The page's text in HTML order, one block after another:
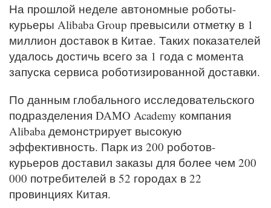
На прошлой неделе автономные роботы-
курьеры Alibaba Group превысили отметку в 1
миллион доставок в Китае. Таких показателей
удалось достичь всего за 1 года с момента
запуска сервиса роботизированной доставки.
По данным глобального исследовательского
подразделения DAMO Academy компания
Alibaba демонстрирует высокую
эффективность. Парк из 200 роботов-
курьеров доставил заказы для более чем 200
000 потребителей в 52 городах в 22
провинциях Китая.